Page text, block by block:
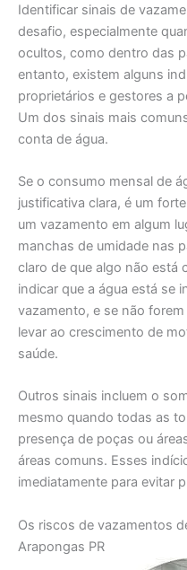
Identificar sinais de
desafio, especialmente
ocultos, como dentro das
entanto, existem alguns
proprietários e gestores a
Um dos sinais mais
conta de água.
Se o consumo mensal de
justificativa clara, é um
um vazamento em algum
manchas de umidade nas
claro de que algo não está
indicar que a água está se
vazamento, e se não
levar ao crescimento de
saúde.
Outros sinais incluem o
mesmo quando todas as
presença de poças ou
áreas comuns. Esses
imediatamente para evitar
Os riscos de vazamentos
Arapongas PR